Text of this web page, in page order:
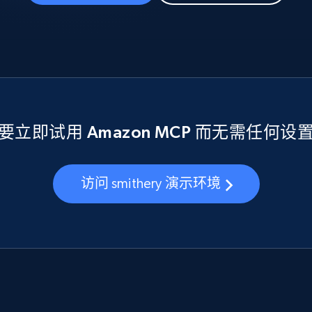
立即试用 Amazon MCP 而无需任何设
访问 smithery 演示环境